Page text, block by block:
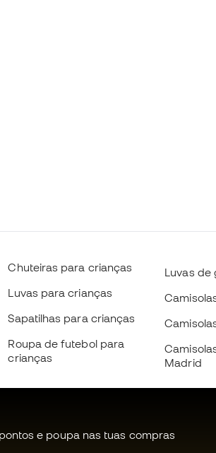
Chuteiras para crianças
Luvas para crianças
Sapatilhas para crianças
Roupa de futebol para
crianças
Luvas de
Madrid
e poupa nas tuas compras